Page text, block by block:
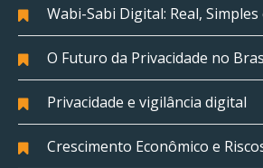
Wabi-Sabi Digital: Real,
O Futuro da Privacidade no
Privacidade e vigilância digital
Crescimento Econômico e